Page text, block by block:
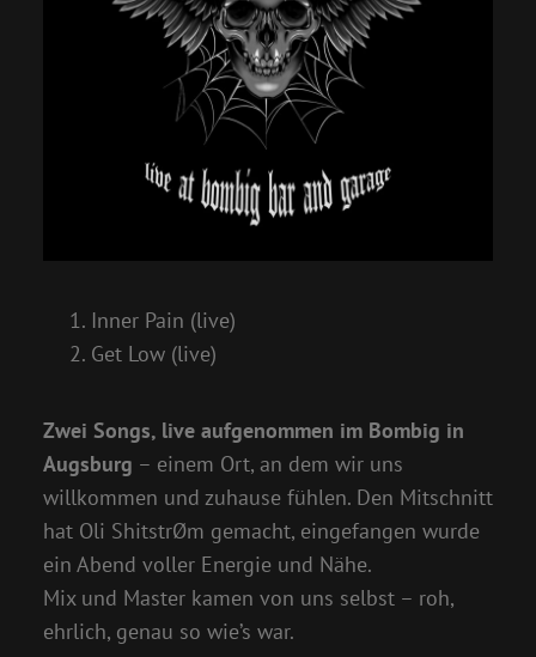
Inner Pain (live)
Get Low (live)
Zwei Songs, live aufgenommen im Bombig in
Augsburg – einem Ort, an dem wir uns
willkommen und zuhause fühlen. Den Mitschnitt
hat Oli ShitstrØm gemacht, eingefangen wurde
ein Abend voller Energie und Nähe.
Mix und Master kamen von uns selbst – roh,
ehrlich, genau so wie’s war.